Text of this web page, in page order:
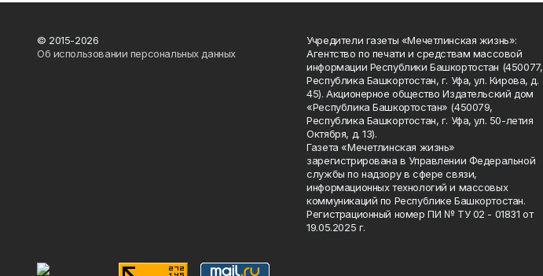
© 2015-2026
Об использовании персональных данных
Учредители газеты «Мечетлинская жизнь»:
Агентство по печати и средствам массовой
информации Республики Башкортостан (450077,
Республика Башкортостан, г. Уфа, ул. Кирова, д.
45). Акционерное общество Издательский дом
«Республика Башкортостан» (450079,
Республика Башкортостан, г. Уфа, ул. 50-летия
Октября, д. 13).
Газета «Мечетлинская жизнь»
зарегистрирована в Управлении Федеральной
службы по надзору в сфере связи,
информационных технологий и массовых
коммуникаций по Республике Башкортостан.
Регистрационный номер ПИ № ТУ 02 - 01831 от
19.05.2025 г.